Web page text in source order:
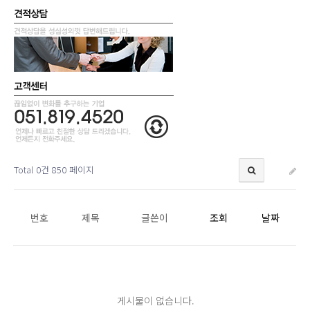
Total 0건 850 페이지
번호 제목 글쓴이 조회 날짜
게시물이 없습니다.